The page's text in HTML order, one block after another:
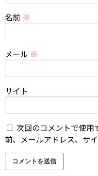
名前 ※
メール ※
サイト
次回のコメントで使用
前、メールアドレス、サ